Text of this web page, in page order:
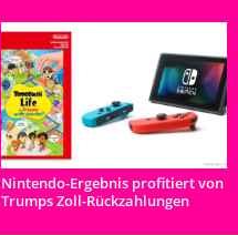
Nintendo-Ergebnis profitiert von
Trumps Zoll-Rückzahlungen